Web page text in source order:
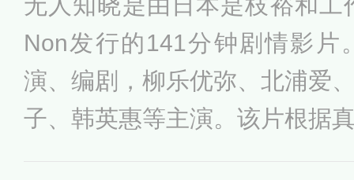
Non发行的141分钟剧情影片
演、编剧，柳乐优弥、北浦爱
子、韩英惠等主演。该片根据